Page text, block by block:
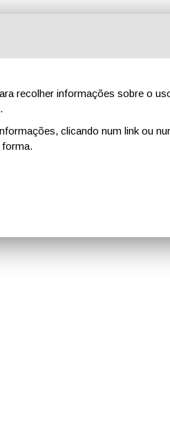
recolher informações sobre o
.
clicando num link ou
forma.